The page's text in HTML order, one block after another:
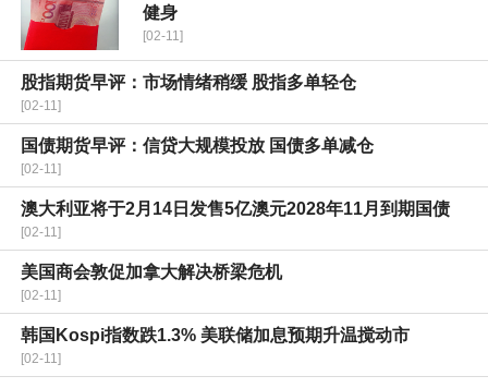
健身
[02-11]
股指期货早评：市场情绪稍缓 股指多单轻仓
[02-11]
国债期货早评：信贷大规模投放 国债多单减仓
[02-11]
澳大利亚将于2月14日发售5亿澳元2028年11月到期国债
[02-11]
美国商会敦促加拿大解决桥梁危机
[02-11]
韩国Kospi指数跌1.3% 美联储加息预期升温搅动市
[02-11]